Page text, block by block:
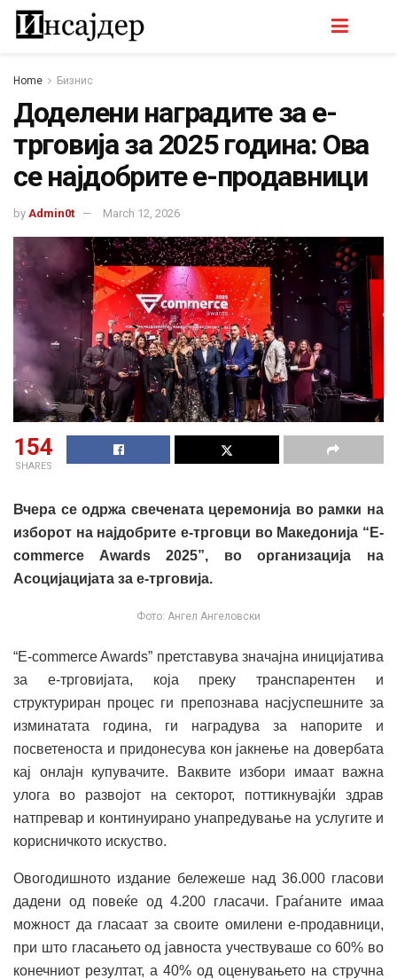
Home Бизнис
Доделени наградите за е-
трговија за 2025 година: Ова
се најдобрите е-продавници
by Admin0t March 12, 2026
154
SHARES
Вчера се одржа свечената церемонија во рамки на
изборот на најдобрите е-трговци во Македонија “E-
commerce Awards 2025”, во организација на
Асоцијацијата за е-трговија.
Фото: Ангел Ангеловски
“E-commerce Awards” претставува значајна иницијатива
за е-трговијата, која преку транспарентен и
структуриран процес ги препознава насјуспешните за
изминатата година, ги наградува за напорите и
посветеноста и придонесува кон јакнење на довербата
кај онлајн купувачите. Ваквите избори имаат важна
улога во развојот на секторот, поттикнувајќи здрав
натпревар и континуирано унапредување на услугите и
корисничкото искуство.
Овогодишното издание бележеше над 36.000 гласови
дадени од повеќе од 4.200 гласачи. Граѓаните имаа
можност да гласаат за своите омилени е-продавници,
при што гласањето од јавноста учествуваше со 60% во
конечниот резултат, а 40% од оценувањето на стручна